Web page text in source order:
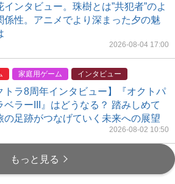
インタビュー。珠樹とは”共犯者”のよ
係性。アニメでより深まった夕の魅
2026-08-04 17:00
家庭用ゲーム インタビュー
トラ8周年インタビュー】『オクトパ
ベラーIII』はどうなる？ 踏みしめて
の足跡がつなげていく未来への展望
2026-08-02 10:50
もっと見る